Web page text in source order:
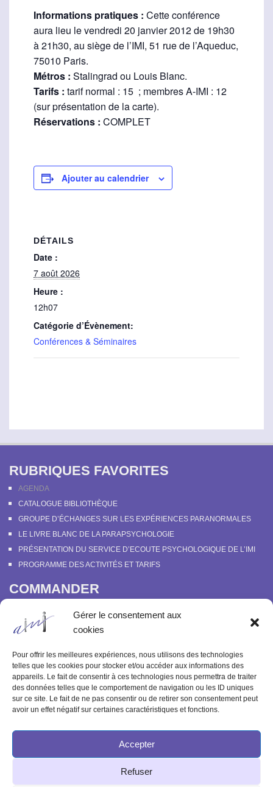
Gérer le consentement aux
cookies
Pour offrir les meilleures expériences, nous utilisons des technologies
telles que les cookies pour stocker et/ou accéder aux informations des
appareils. Le fait de consentir à ces technologies nous permettra de traiter
des données telles que le comportement de navigation ou les ID uniques
sur ce site. Le fait de ne pas consentir ou de retirer son consentement peut
avoir un effet négatif sur certaines caractéristiques et fonctions.
Accepter
Refuser
Informations pratiques : Cette conférence
aura lieu le vendredi 20 janvier 2012 de 19h30
à 21h30, au siège de l’IMI, 51 rue de l’Aqueduc,
75010 Paris.
Métros : Stalingrad ou Louis Blanc.
Tarifs : tarif normal : 15  ; membres A-IMI : 12 
(sur présentation de la carte).
Réservations : COMPLET
Ajouter au calendrier
DÉTAILS
Date :
7 août 2026
Heure :
12h07
Catégorie d’Évènement:
Conférences & Séminaires
RUBRIQUES FAVORITES
AGENDA
CATALOGUE BIBLIOTHÈQUE
GROUPE D’ÉCHANGES SUR LES EXPÉRIENCES PARANORMALES
LE LIVRE BLANC DE LA PARAPSYCHOLOGIE
PRÉSENTATION DU SERVICE D’ECOUTE PSYCHOLOGIQUE DE L’IMI
PROGRAMME DES ACTIVITÉS ET TARIFS
COMMANDER
SOUTENIR L’INSTITUT MÉTAPSYCHIQUE
COMMANDER OU FEUILLETER “LE BULLETIN MÉTAPSYCHIQUE” ET
“MÉTAPSYCHIQUE”
ARCHIVES
ACTIVITÉS PASSÉES
© 2003-2025 INSTITUT MÉTAPSYCHIQUE
INTERNATIONAL